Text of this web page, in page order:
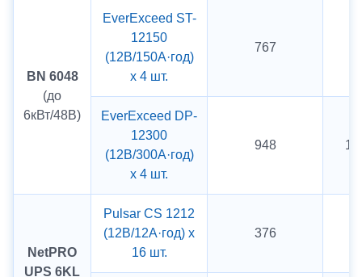
BN 6048
(до
6кВт/48В)
EverExceed ST-
12150
(12В/150А·год)
х 4 шт.
767
EverExceed DP-
12300
(12В/300А·год)
х 4 шт.
948 12
NetPRO
UPS 6KL
Pulsar CS 1212
(12В/12А·год) х
16 шт.
376